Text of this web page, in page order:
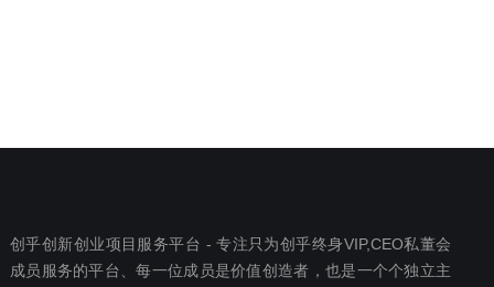
创乎创新创业项目服务平台 - 专注只为创乎终身VIP,CEO私董会
成员服务的平台、每一位成员是价值创造者，也是一个个独立主